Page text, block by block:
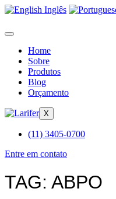
Inglês
Home
Sobre
Produtos
Blog
Orçamento
X
(11) 3405-0700
Entre em contato
TAG: ABPO